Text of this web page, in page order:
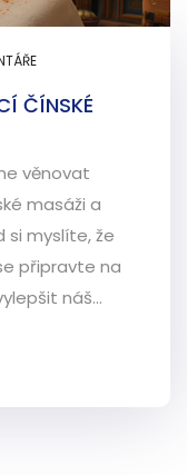
ČÍNSKÉ
věnovat
masáži a
si myslíte, že
připravte na
náš
a nakonec
se, tohle bude
zkušeností!